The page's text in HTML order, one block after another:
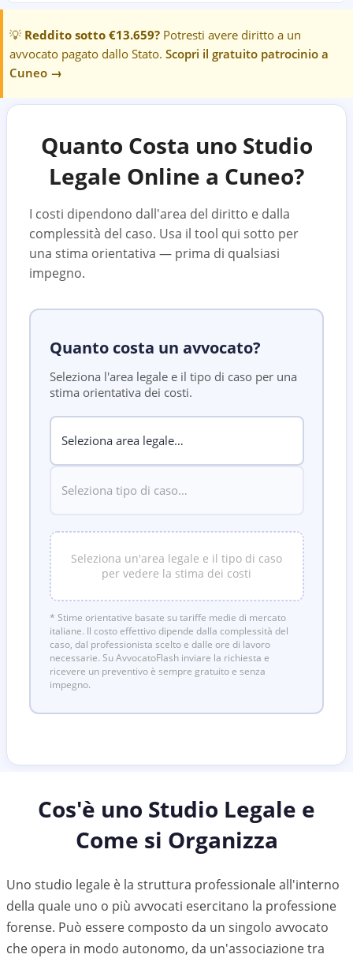
💡 Reddito sotto €13.659? Potresti avere diritto a un
avvocato pagato dallo Stato. Scopri il gratuito patrocinio a
Cuneo →
Quanto Costa uno Studio
Legale Online a Cuneo?
I costi dipendono dall'area del diritto e dalla
complessità del caso. Usa il tool qui sotto per
una stima orientativa — prima di qualsiasi
impegno.
Quanto costa un avvocato?
Seleziona l'area legale e il tipo di caso per una
stima orientativa dei costi.
Seleziona un'area legale e il tipo di caso
per vedere la stima dei costi
* Stime orientative basate su tariffe medie di mercato
italiane. Il costo effettivo dipende dalla complessità del
caso, dal professionista scelto e dalle ore di lavoro
necessarie. Su AvvocatoFlash inviare la richiesta e
ricevere un preventivo è sempre gratuito e senza
impegno.
Cos'è uno Studio Legale e
Come si Organizza
Uno studio legale è la struttura professionale all'interno
della quale uno o più avvocati esercitano la professione
forense. Può essere composto da un singolo avvocato
che opera in modo autonomo, da un'associazione tra